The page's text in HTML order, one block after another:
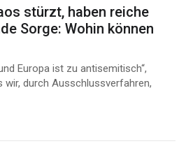
stürzt, haben reiche
Sorge: Wohin können
Europa ist zu antisemitisch“,
wir, durch Ausschlussverfahren,